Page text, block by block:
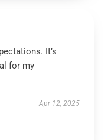
It’s
for my
Apr 12, 2025